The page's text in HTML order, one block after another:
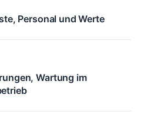
Personal und Werte
Wartung im